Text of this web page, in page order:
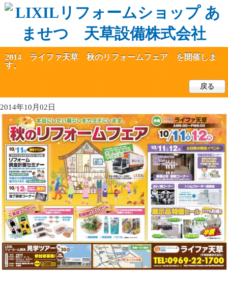
2014 ライファ天草 秋のリフォームフェア を開催しま
す。
戻る
2014年10月02日